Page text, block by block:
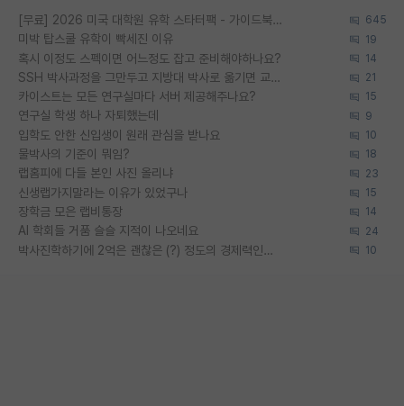
[무료] 2026 미국 대학원 유학 스타터팩 - 가이드북 & 합격자 컨택메일 템플릿 645
미박 탑스쿨 유학이 빡세진 이유 19
혹시 이정도 스펙이면 어느정도 잡고 준비해야하나요? 14
SSH 박사과정을 그만두고 지방대 박사로 옮기면 교수의 꿈은 끝일까요? 21
카이스트는 모든 연구실마다 서버 제공해주나요? 15
연구실 학생 하나 자퇴했는데 9
입학도 안한 신입생이 원래 관심을 받나요 10
물박사의 기준이 뭐임? 18
랩홈피에 다들 본인 사진 올리냐 23
신생랩가지말라는 이유가 있었구나 15
장학금 모은 랩비통장 14
AI 학회들 거품 슬슬 지적이 나오네요 24
박사진학하기에 2억은 괜찮은 (?) 정도의 경제력인가요 10